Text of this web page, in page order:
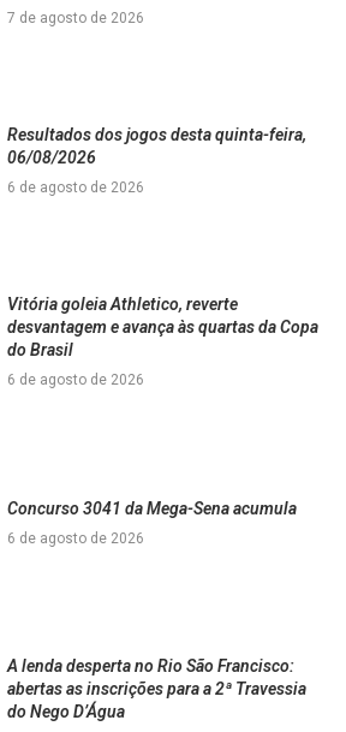
7 de agosto de 2026
Resultados dos jogos desta quinta-feira,
06/08/2026
6 de agosto de 2026
Vitória goleia Athletico, reverte
desvantagem e avança às quartas da Copa
do Brasil
6 de agosto de 2026
Concurso 3041 da Mega-Sena acumula
6 de agosto de 2026
A lenda desperta no Rio São Francisco:
abertas as inscrições para a 2ª Travessia
do Nego D’Água